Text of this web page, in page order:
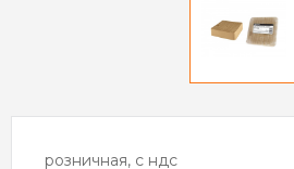
розничная, с ндс